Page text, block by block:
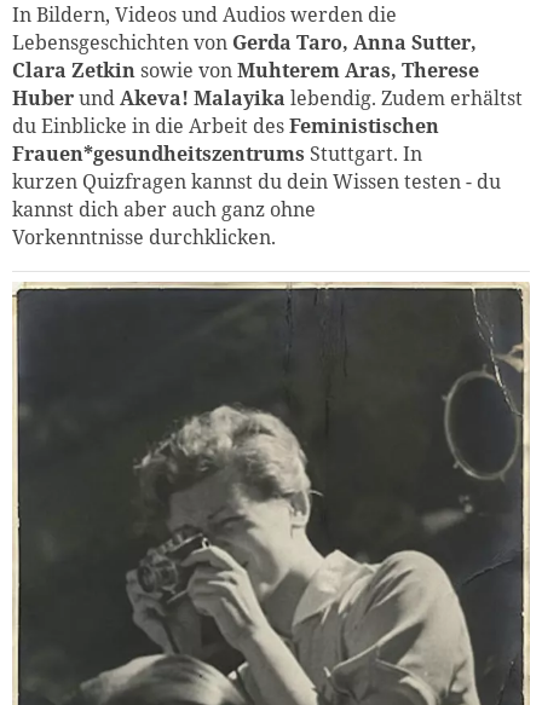
In Bildern, Videos und Audios werden die
Lebensgeschichten von Gerda Taro, Anna Sutter,
Clara Zetkinsowie vonMuhterem Aras, Therese
HuberundAkeva! Malayika lebendig. Zudem erhältst
du Einblicke in die Arbeit desFeministischen
Frauen*gesundheitszentrums Stuttgart. In
kurzen Quizfragen kannst du dein Wissen testen - du
kannst dich aber auch ganz ohne
Vorkenntnisse durchklicken.